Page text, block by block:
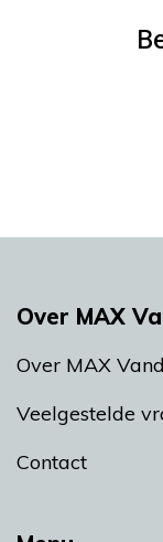
Over MAX
Over MAX
Veelgestelde
Contact